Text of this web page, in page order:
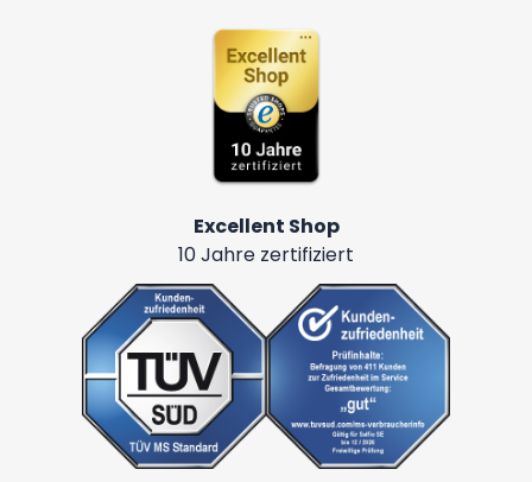
Excellent Shop
10 Jahre zertifiziert